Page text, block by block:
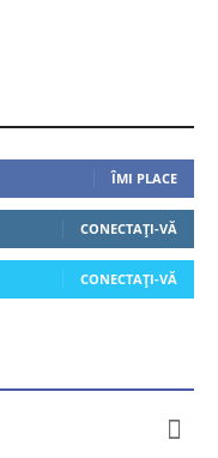
ÎMI PLACE
CONECTAȚI-VĂ
CONECTAȚI-VĂ